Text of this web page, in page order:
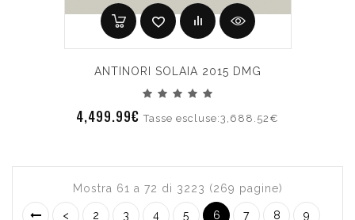
ANTINORI SOLAIA 2015 DMG
4,499.99€Tasse escluse:3,688.52€
Mostra 61 a 72 di 3223 (269 pagine)
< 2 3 4 5 6 7 8 9